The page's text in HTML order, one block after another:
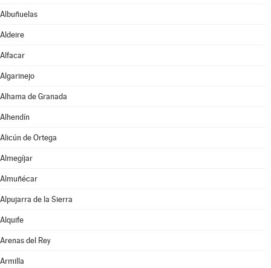
Albuñuelas
Aldeire
Alfacar
Algarinejo
Alhama de Granada
Alhendín
Alicún de Ortega
Almegíjar
Almuñécar
Alpujarra de la Sierra
Alquife
Arenas del Rey
Armilla